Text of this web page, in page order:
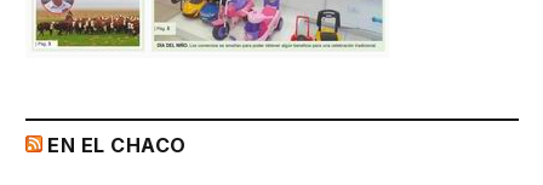
EN EL CHACO